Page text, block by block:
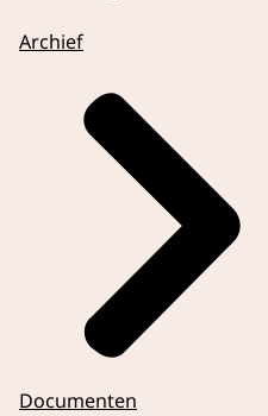
Archief
Documenten